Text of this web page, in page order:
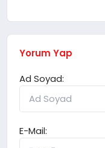
Yorum Yap
Ad Soyad:
E-Mail: